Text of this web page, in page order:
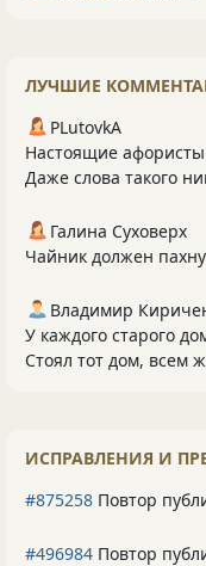
ЛУЧШИЕ
PLutоvkА
Настоящие
Даже слова такого
Галина Суховерх
Чайник должен
Владимир
У каждого старого
Стоял тот дом, всем
ИСПРАВЛЕНИЯ И
#875258 Повтор
#496984 Повтор